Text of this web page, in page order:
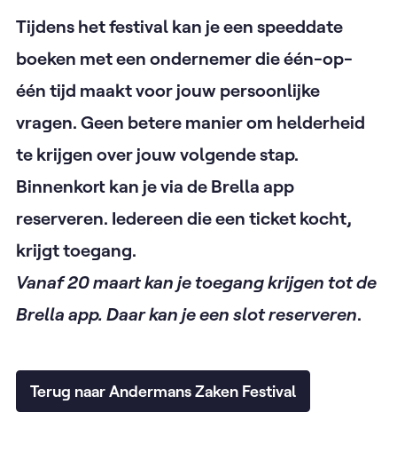
Tijdens het festival kan je een speeddate
boeken met een ondernemer die één-op-
één tijd maakt voor jouw persoonlijke
vragen. Geen betere manier om helderheid
te krijgen over jouw volgende stap.
Binnenkort kan je via de Brella app
reserveren. Iedereen die een ticket kocht,
krijgt toegang.
Vanaf 20 maart kan je toegang krijgen tot de
Brella app. Daar kan je een slot reserveren.
Terug naar Andermans Zaken Festival